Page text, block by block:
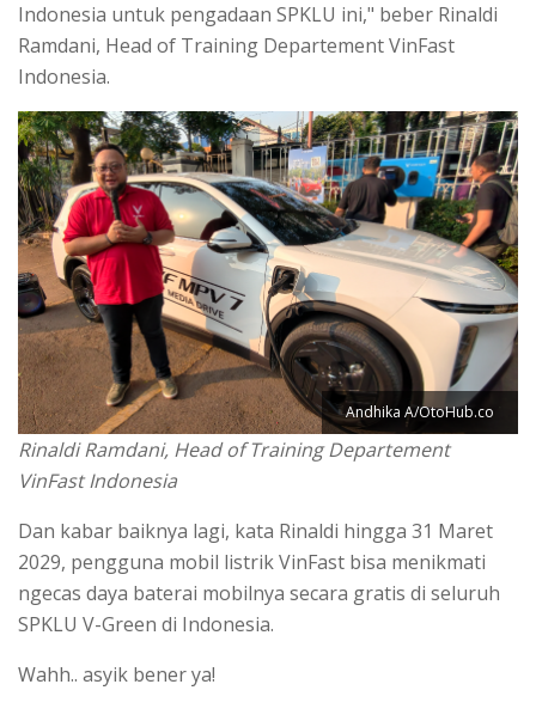
Indonesia untuk pengadaan SPKLU ini," beber Rinaldi
Ramdani, Head of Training Departement VinFast
Indonesia.
Andhika A/OtoHub.co
Rinaldi Ramdani, Head of Training Departement
VinFast Indonesia
Dan kabar baiknya lagi, kata Rinaldi hingga 31 Maret
2029, pengguna mobil listrik VinFast bisa menikmati
ngecas daya baterai mobilnya secara gratis di seluruh
SPKLU V-Green di Indonesia.
Wahh.. asyik bener ya!